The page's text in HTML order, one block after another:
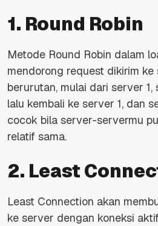
1. Round Robin
Metode Round Robin dalam
mendorong request dikirim
berurutan, mulai dari server
lalu kembali ke server 1, dan
cocok bila server-servermu
relatif sama.
2. Least
Least Connection akan
ke server dengan koneksi